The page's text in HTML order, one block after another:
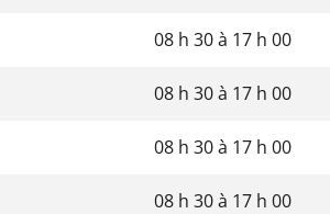
08 h 30à 17 h 00
08 h 30à 17 h 00
08 h 30à 17 h 00
08 h 30à 17 h 00